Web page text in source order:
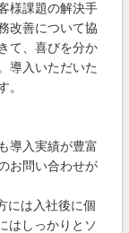
様課題の解決手
改善について協
て、喜びを分か
導入いただいた
。
導入実績が豊富
お問い合わせが
には入社後に個
はしっかりとソ